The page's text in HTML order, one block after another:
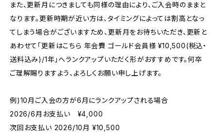
また、更新月につきましても同様の理由により、ご入会時のままと
なります。更新時期が近い方は、タイミングによっては割高となっ
てしまう場合がございますため、更新月をお待ちいただき、更新と
あわせて「更新はこちら 年会費 ゴールド会員様 ¥10,500(税込・
送料込み)/1年」へランクアップいただく形がおすすめです。何卒
ご理解賜りますよう、よろしくお願い申し上げます。
例)10月ご入会の方が6月にランクアップされる場合
2026/6月お支払い ¥4,000
次回お支払い 2026/10月 ¥10,500